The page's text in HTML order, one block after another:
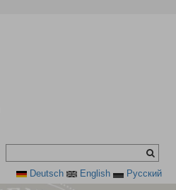
Deutsch English Pусский